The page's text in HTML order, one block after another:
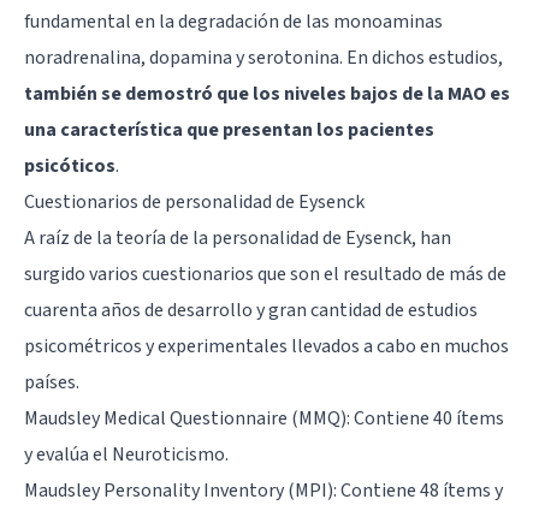
fundamental en la degradación de las monoaminas
noradrenalina, dopamina y serotonina. En dichos estudios,
también se demostró que los niveles bajos de la MAO es
una característica que presentan los pacientes
psicóticos.
Cuestionarios de personalidad de Eysenck
A raíz de la teoría de la personalidad de Eysenck, han
surgido varios cuestionarios que son el resultado de más de
cuarenta años de desarrollo y gran cantidad de estudios
psicométricos y experimentales llevados a cabo en muchos
países.
Maudsley Medical Questionnaire (MMQ): Contiene 40 ítems
y evalúa el Neuroticismo.
Maudsley Personality Inventory (MPI): Contiene 48 ítems y